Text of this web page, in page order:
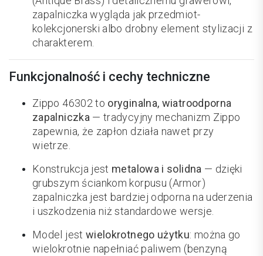
zapalniczka wygląda jak przedmiot-
kolekcjonerski albo drobny element stylizacji z
charakterem.
Funkcjonalność i cechy techniczne
Zippo 46302 to oryginalna, wiatroodporna
zapalniczka— tradycyjny mechanizm Zippo
zapewnia, że zapłon działa nawet przy
wietrze.
Konstrukcja jest metalowa i solidna — dzięki
grubszym ściankom korpusu (Armor)
zapalniczka jest bardziej odporna na uderzenia
i uszkodzenia niż standardowe wersje.
Model jest wielokrotnego użytku: można go
wielokrotnie napełniać paliwem (benzyną